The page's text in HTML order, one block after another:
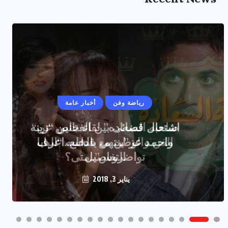
أخبار عامة رياضة وفن
اشتعال قضائى بين الفنانين “زينه
واحمد عز”ينتهى بالخلع..اعرف
التفاصيل
يناير 2, 2018